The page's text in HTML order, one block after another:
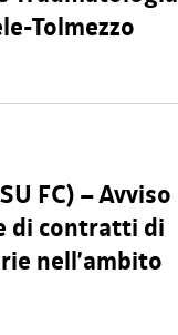
Tolmezzo
FC) – Avviso
di contratti di
nell’ambito